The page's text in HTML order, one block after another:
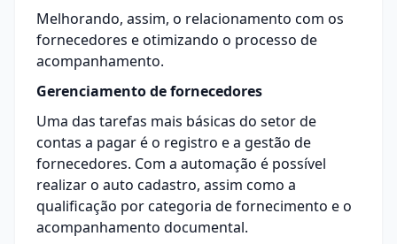
Melhorando, assim, o relacionamento com os
fornecedores e otimizando o processo de
acompanhamento.
Gerenciamento de fornecedores
Uma das tarefas mais básicas do setor de
contas a pagar é o registro e a gestão de
fornecedores. Com a automação é possível
realizar o auto cadastro, assim como a
qualificação por categoria de fornecimento e o
acompanhamento documental.